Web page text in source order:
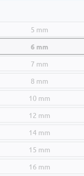
5 mm
6 mm
7 mm
8 mm
10 mm
12 mm
14 mm
15 mm
16 mm